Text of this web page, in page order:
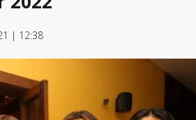
| 12:38